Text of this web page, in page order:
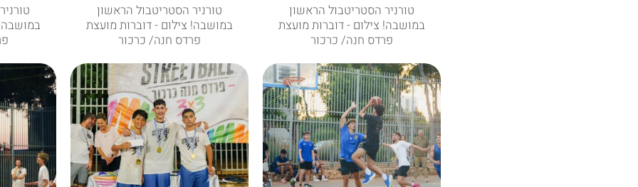
טורניר הסטריטבול הראשון
במושבה! צילום - דוברות מועצת
פרדס חנה/ כרכור
טורניר הסטריטבול הראשון
במושבה! צילום - דוברות מועצת
פרדס חנה/ כרכור